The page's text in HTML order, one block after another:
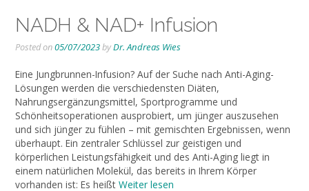
NADH & NAD+ Infusion
Posted on05/07/2023byDr. Andreas Wies
Eine Jungbrunnen-Infusion? Auf der Suche nach Anti-Aging-
Lösungen werden die verschiedensten Diäten,
Nahrungsergänzungsmittel, Sportprogramme und
Schönheitsoperationen ausprobiert, um jünger auszusehen
und sich jünger zu fühlen – mit gemischten Ergebnissen, wenn
überhaupt. Ein zentraler Schlüssel zur geistigen und
körperlichen Leistungsfähigkeit und des Anti-Aging liegt in
einem natürlichen Molekül, das bereits in Ihrem Körper
vorhanden ist: Es heißt Weiter lesen